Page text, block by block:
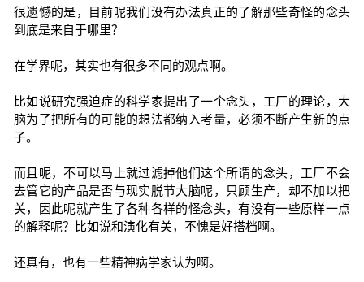
很遗憾的是，目前呢我们没有办法真正的了解那些奇怪的念头
到底是来自于哪里？
在学界呢，其实也有很多不同的观点啊。
比如说研究强迫症的科学家提出了一个念头，工厂的理论，大
脑为了把所有的可能的想法都纳入考量，必须不断产生新的点
子。
而且呢，不可以马上就过滤掉他们这个所谓的念头，工厂不会
去管它的产品是否与现实脱节大脑呢，只顾生产，却不加以把
关，因此呢就产生了各种各样的怪念头，有没有一些原样一点
的解释呢？比如说和演化有关，不愧是好搭档啊。
还真有，也有一些精神病学家认为啊。